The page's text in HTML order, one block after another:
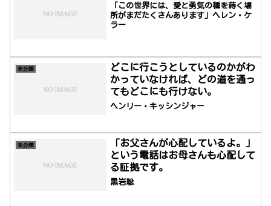
「この世界には、愛と勇気の種を蒔く場
所がまだたくさんあります」ヘレン・ケ
ラー
未分類
どこに行こうとしているのかがわ
かっていなければ、どの道を通っ
てもどこにも行けない。
ヘンリー・キッシンジャー
未分類
「お父さんが心配しているよ。」
という電話はお母さんも心配して
る証拠です。
黒岩聡